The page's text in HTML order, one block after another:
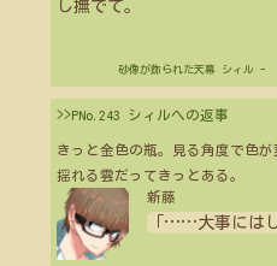
し撫でて。
砂像が飾られた天幕 シィル -
>>PNo.243 シィルへの返事
きっと金色の瓶。見る角度で色
揺れる雲だってきっとある。
新藤
……大事には